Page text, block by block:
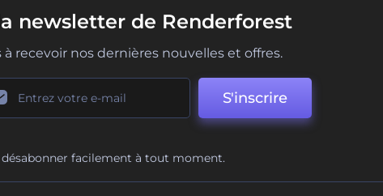
newsletter de Renderforest
recevoir nos dernières nouvelles et offres.
S'inscrire
désabonner facilement à tout moment.